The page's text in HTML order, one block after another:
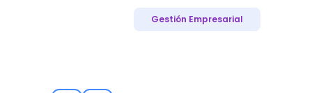
Gestión Empresarial